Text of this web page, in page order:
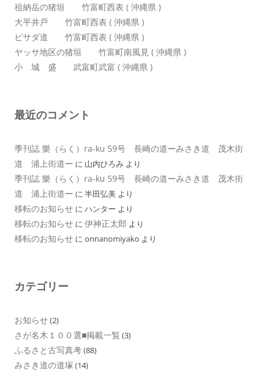
祖納岳の猪垣 竹富町西表 ( 沖縄県 )
大平井戸 竹富町西表 ( 沖縄県 )
ピサダ道 竹富町西表 ( 沖縄県 )
ヤッサ地区の猪垣 竹富町南風見 ( 沖縄県 )
小 城 盛 武富町武富 ( 沖縄県 )
最近のコメント
季刊誌 樂（らく）ra-ku 59号 長崎の道ーみさき道 茂木街
道 浦上街道ー に 山内ひろみ より
季刊誌 樂（らく）ra-ku 59号 長崎の道ーみさき道 茂木街
道 浦上街道ー に 半田弘美 より
移転のお知らせ に ハンター より
移転のお知らせ に 伊神正太郎 より
移転のお知らせ に onnanomiyako より
カテゴリー
お知らせ(2)
さが名木１００選■掲載一覧 (3)
ふるさと古写真考(88)
みさき道の道塚 (14)